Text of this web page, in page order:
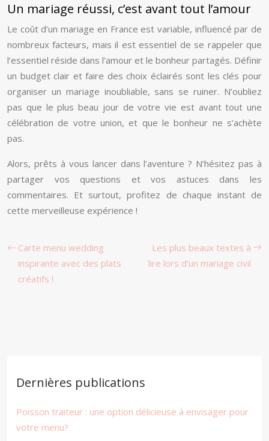
Un mariage réussi, c’est avant tout l’amour
Le coût d’un mariage en France est variable, influencé par de
nombreux facteurs, mais il est essentiel de se rappeler que
l’essentiel réside dans l’amour et le bonheur partagés. Définir
un budget clair et faire des choix éclairés sont les clés pour
organiser un mariage inoubliable, sans se ruiner. N’oubliez
pas que le plus beau jour de votre vie est avant tout une
célébration de votre union, et que le bonheur ne s’achète
pas.
Alors, prêts à vous lancer dans l’aventure ? N’hésitez pas à
partager vos questions et vos astuces dans les
commentaires. Et surtout, profitez de chaque instant de
cette merveilleuse expérience !
Carte menu wedding
inspirante avec des plats
créatifs !
Les plus beaux textes à
lire lors d’un mariage civil
Dernières publications
Poisson traiteur : une option délicieuse à envisager pour
votre menu?